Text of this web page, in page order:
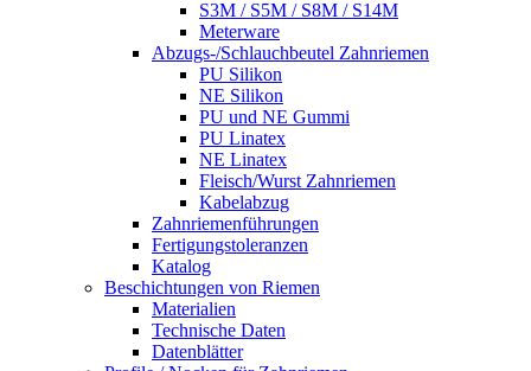
S3M / S5M / S8M / S14M
Meterware
Abzugs-/Schlauchbeutel Zahnriemen
PU Silikon
NE Silikon
PU und NE Gummi
PU Linatex
NE Linatex
Fleisch/Wurst Zahnriemen
Kabelabzug
Zahnriemenführungen
Fertigungstoleranzen
Katalog
Beschichtungen von Riemen
Materialien
Technische Daten
Datenblätter